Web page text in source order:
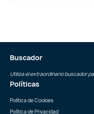
Buscador
Utiliza el extraordinario buscador
Políticas
Política de Cookies
Política de Privacidad